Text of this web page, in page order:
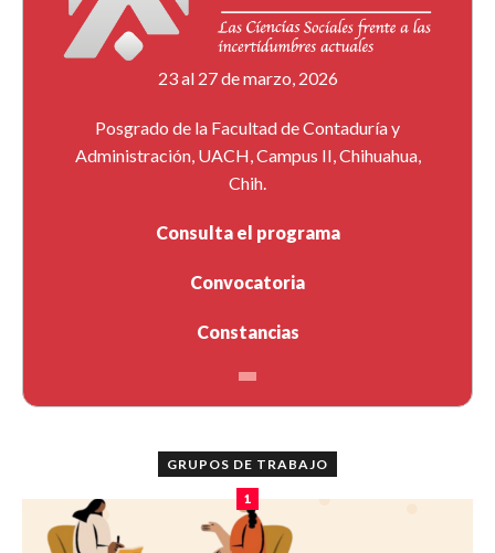
23 al 27 de marzo, 2026
Posgrado de la Facultad de Contaduría y
Administración, UACH, Campus II, Chihuahua,
Chih.
Consulta el programa
Convocatoria
Constancias
GRUPOS DE TRABAJO
1